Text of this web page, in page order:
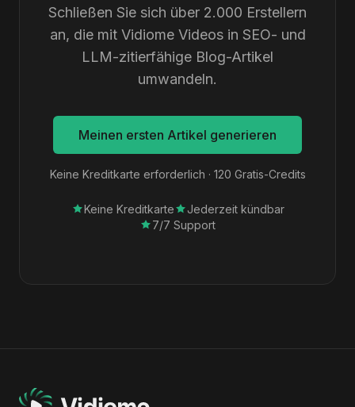
Schließen Sie sich über 2.000 Erstellern
an, die mit Vidiome Videos in SEO- und
LLM-zitierfähige Blog-Artikel
umwandeln.
Meinen ersten Artikel generieren
Keine Kreditkarte erforderlich · 120 Gratis-Credits
Keine Kreditkarte
Jederzeit kündbar
7/7 Support